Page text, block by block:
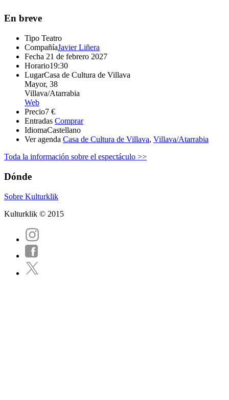
En breve
Tipo Teatro
CompañíaJavier Liñera
Fecha 21 de febrero 2027
Horario19:30
LugarCasa de Cultura de Villava
Mayor, 38
Villava/Atarrabia
Web
Precio7 €
Entradas Comprar
IdiomaCastellano
Ver agenda Casa de Cultura de Villava, Villava/Atarrabia
Toda la información sobre el espectáculo >>
Dónde
Sobre Kulturklik
Kulturklik © 2015